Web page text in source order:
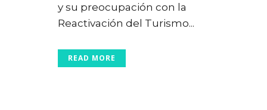
y su preocupación con la
Reactivación del Turismo...
READ MORE